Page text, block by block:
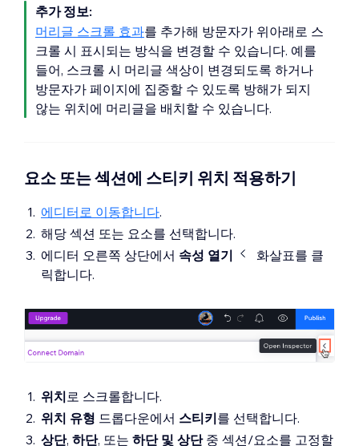
추가 정보:
머리글 스크롤 효과를 추가해 방문자가 위아래로 스
크롤 시 표시되는 방식을 변경할 수 있습니다. 예를
들어, 스크롤 시 머리글 색상이 변경되도록 하거나
방문자가 페이지에 집중할 수 있도록 방해가 되지
않는 위치에 머리글을 배치할 수 있습니다.
요소 또는 섹션에 스티키 위치 적용하기
에디터로 이동합니다.
해당 섹션 또는 요소를 선택합니다.
에디터 오른쪽 상단에서 속성 열기
화살표를 클
릭합니다.
위치로 스크롤합니다.
위치 유형 드롭다운에서 스티키를 선택합니다.
상단, 하단, 또는 하단 및 상단중 섹션/요소를 고정할